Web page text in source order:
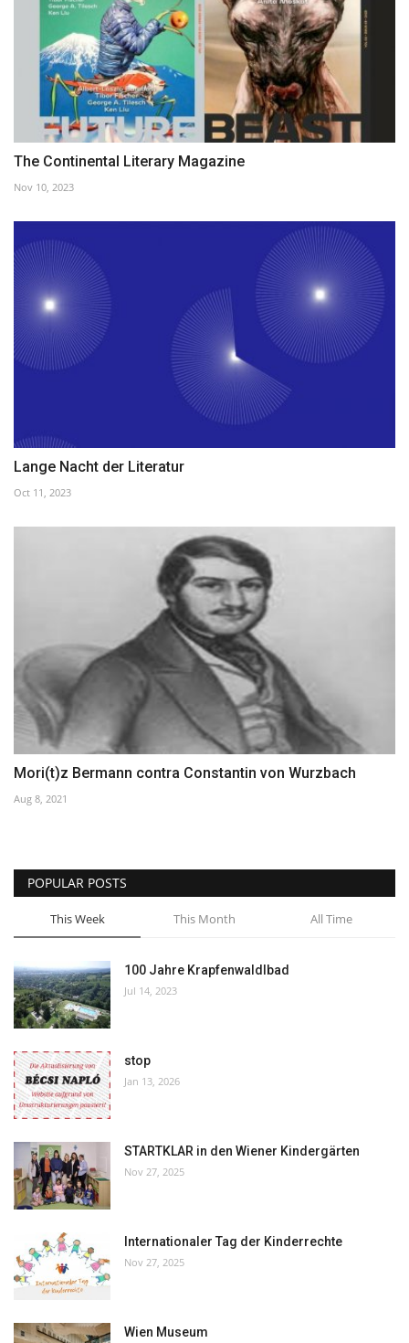
The Continental Literary Magazine
Nov 10, 2023
Lange Nacht der Literatur
Oct 11, 2023
Mori(t)z Bermann contra Constantin von Wurzbach
Aug 8, 2021
POPULAR POSTS
This Week This Month All Time
100 Jahre Krapfenwaldlbad
Jul 14, 2023
stop
Jan 13, 2026
STARTKLAR in den Wiener Kindergärten
Nov 27, 2025
Internationaler Tag der Kinderrechte
Nov 27, 2025
Wien Museum